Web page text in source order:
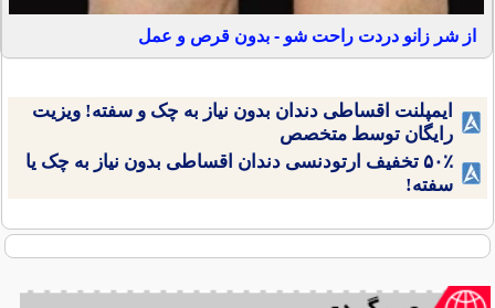
از شر زانو دردت راحت شو - بدون قرص و عمل
ایمپلنت اقساطی دندان بدون نیاز به چک و سفته! ویزیت
رایگان توسط متخصص
۵۰٪ تخفیف ارتودنسی دندان اقساطی بدون نیاز به چک یا
سفته!